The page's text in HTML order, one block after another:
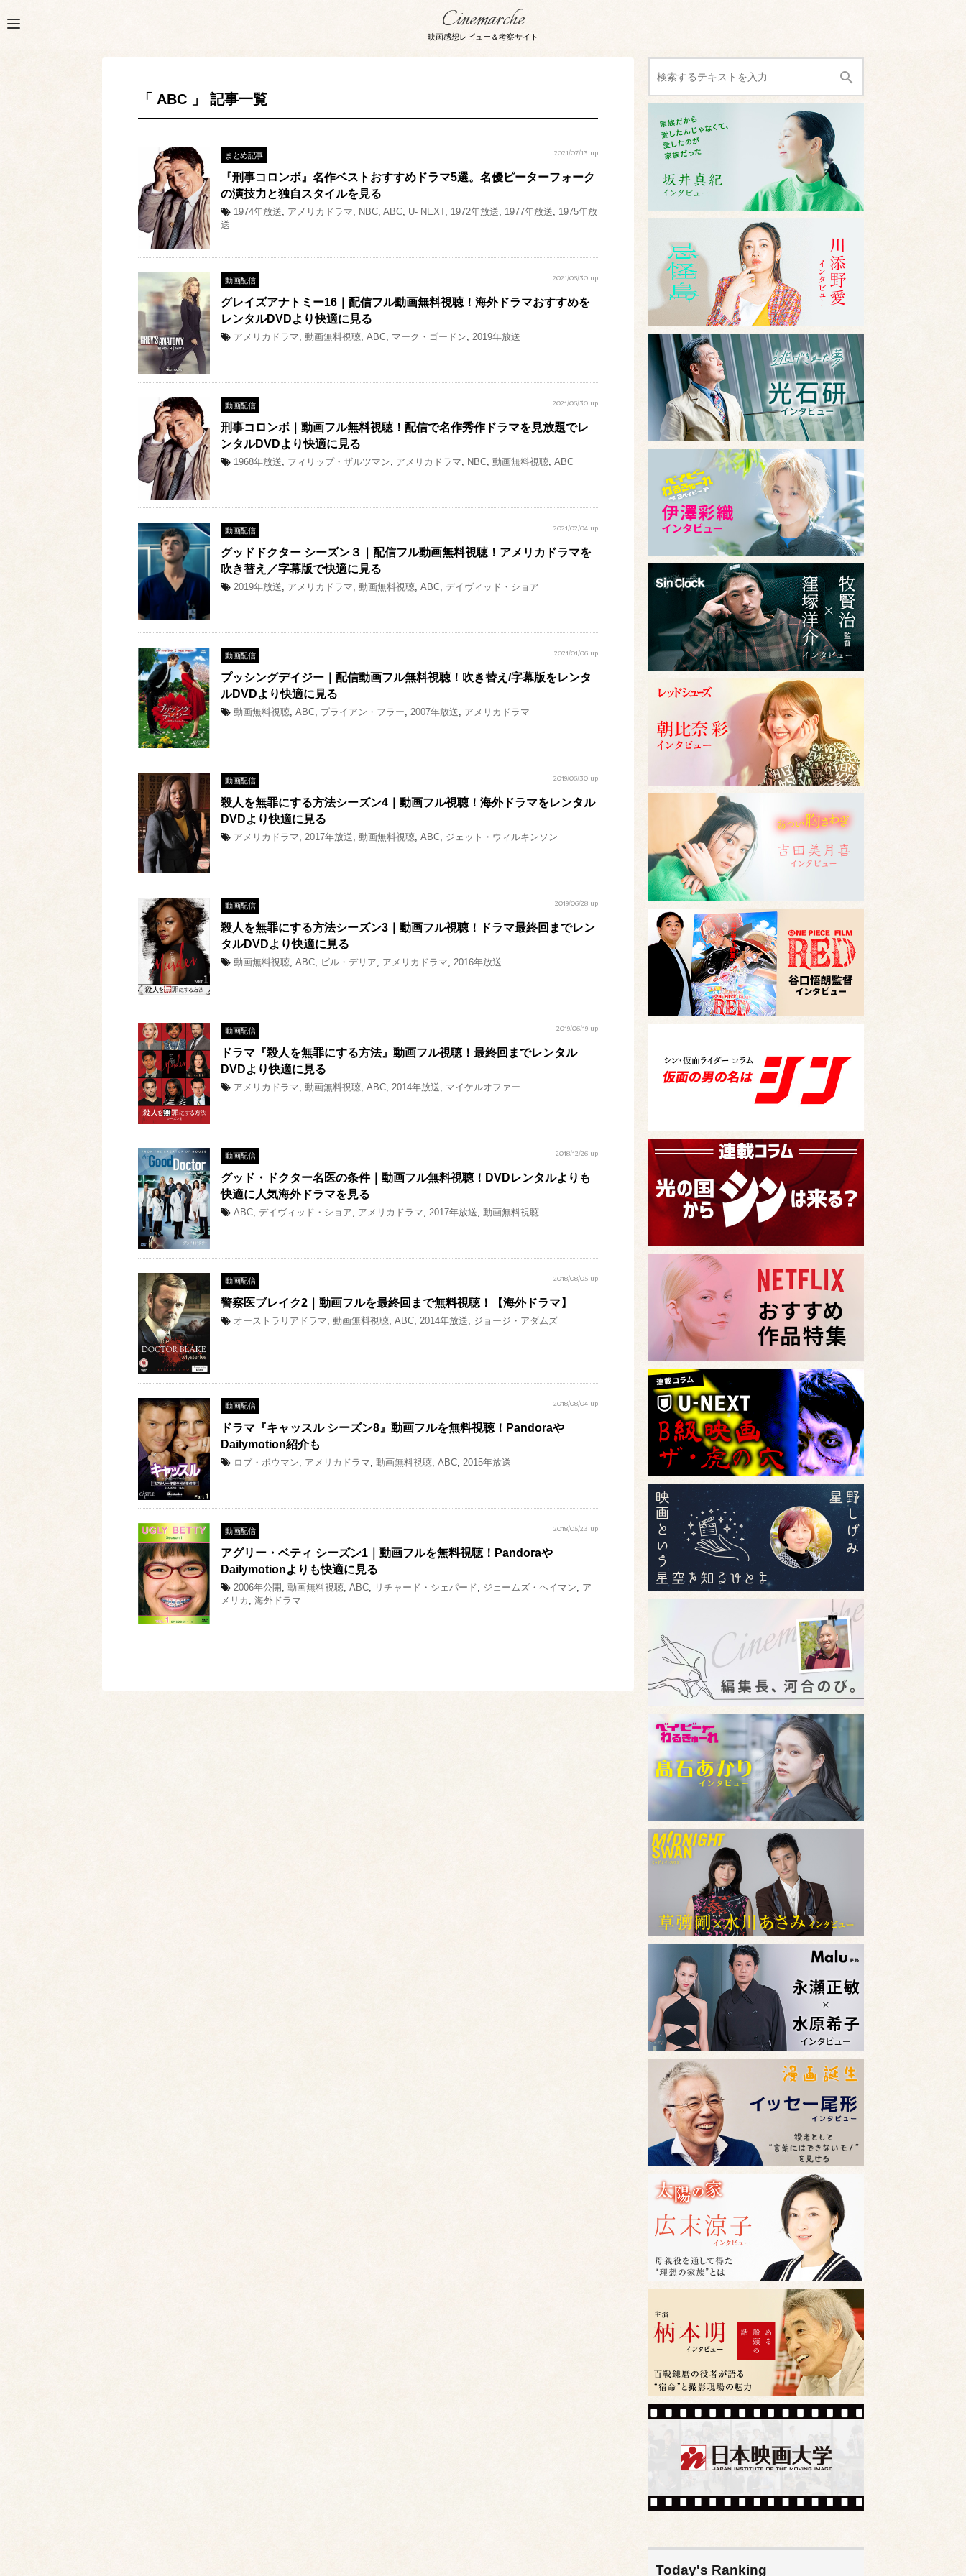
Cinemarche
映画感想レビュー＆考察サイト
「 ABC 」 記事一覧
まとめ記事 2021/07/13 up
『刑事コロンボ』名作ベストおすすめドラマ5選。名優ピーターフォーク
の演技力と独自スタイルを見る
1974年放送, アメリカドラマ, NBC, ABC, U- NEXT, 1972年放送, 1977年放送, 1975年放
送
動画配信 2021/06/30 up
グレイズアナトミー16｜配信フル動画無料視聴！海外ドラマおすすめを
レンタルDVDより快適に見る
アメリカドラマ, 動画無料視聴, ABC, マーク・ゴードン, 2019年放送
動画配信 2021/06/30 up
刑事コロンボ｜動画フル無料視聴！配信で名作秀作ドラマを見放題でレ
ンタルDVDより快適に見る
1968年放送, フィリップ・ザルツマン, アメリカドラマ, NBC, 動画無料視聴, ABC
動画配信 2021/02/04 up
グッドドクター シーズン３｜配信フル動画無料視聴！アメリカドラマを
吹き替え／字幕版で快適に見る
2019年放送, アメリカドラマ, 動画無料視聴, ABC, デイヴィッド・ショア
動画配信 2021/01/06 up
プッシングデイジー｜配信動画フル無料視聴！吹き替え/字幕版をレンタ
ルDVDより快適に見る
動画無料視聴, ABC, ブライアン・フラー, 2007年放送, アメリカドラマ
動画配信 2019/06/30 up
殺人を無罪にする方法シーズン4｜動画フル視聴！海外ドラマをレンタル
DVDより快適に見る
アメリカドラマ, 2017年放送, 動画無料視聴, ABC, ジェット・ウィルキンソン
動画配信 2019/06/28 up
殺人を無罪にする方法シーズン3｜動画フル視聴！ドラマ最終回までレン
タルDVDより快適に見る
動画無料視聴, ABC, ビル・デリア, アメリカドラマ, 2016年放送
動画配信 2019/06/19 up
ドラマ『殺人を無罪にする方法』動画フル視聴！最終回までレンタル
DVDより快適に見る
アメリカドラマ, 動画無料視聴, ABC, 2014年放送, マイケルオファー
動画配信 2018/12/26 up
グッド・ドクター名医の条件｜動画フル無料視聴！DVDレンタルよりも
快適に人気海外ドラマを見る
ABC, デイヴィッド・ショア, アメリカドラマ, 2017年放送, 動画無料視聴
動画配信 2018/08/05 up
警察医ブレイク2｜動画フルを最終回まで無料視聴！【海外ドラマ】
オーストラリアドラマ, 動画無料視聴, ABC, 2014年放送, ジョージ・アダムズ
動画配信 2018/08/04 up
ドラマ『キャッスル シーズン8』動画フルを無料視聴！Pandoraや
Dailymotion紹介も
ロブ・ボウマン, アメリカドラマ, 動画無料視聴, ABC, 2015年放送
動画配信 2018/05/23 up
アグリー・ベティ シーズン1｜動画フルを無料視聴！Pandoraや
Dailymotionよりも快適に見る
2006年公開 , 動画無料視聴, ABC, リチャード・シェパード, ジェームズ・ヘイマン, ア
メリカ , 海外ドラマ
Today's Ranking